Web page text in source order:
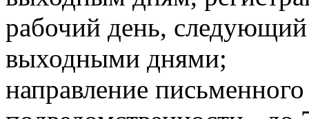
рабочий день,
выходными днями;
направление